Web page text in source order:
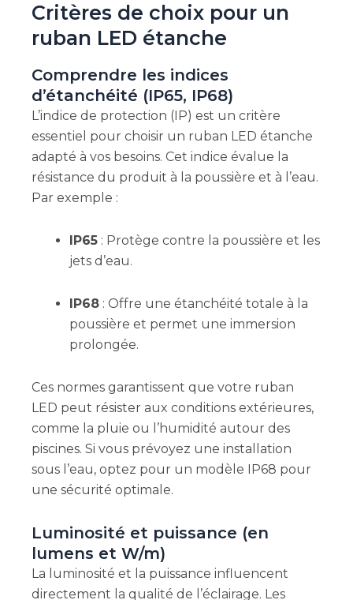
Critères de choix pour un
ruban LED étanche
Comprendre les indices
d’étanchéité (IP65, IP68)
L’indice de protection (IP) est un critère
essentiel pour choisir un ruban LED étanche
adapté à vos besoins. Cet indice évalue la
résistance du produit à la poussière et à l’eau.
Par exemple :
IP65: Protège contre la poussière et les
jets d’eau.
IP68: Offre une étanchéité totale à la
poussière et permet une immersion
prolongée.
Ces normes garantissent que votre ruban
LED peut résister aux conditions extérieures,
comme la pluie ou l’humidité autour des
piscines. Si vous prévoyez une installation
sous l’eau, optez pour un modèle IP68 pour
une sécurité optimale.
Luminosité et puissance (en
lumens et W/m)
La luminosité et la puissance influencent
directement la qualité de l’éclairage. Les